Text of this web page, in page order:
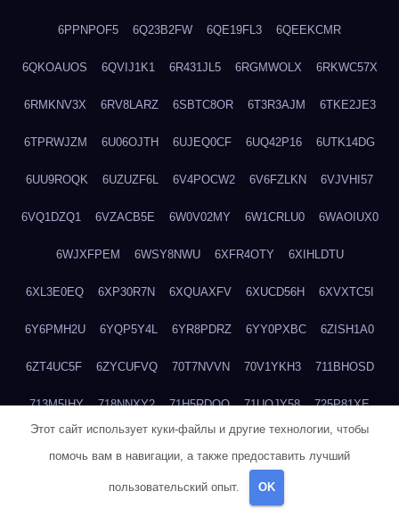
6PPNPOF5 6Q23B2FW 6QE19FL3 6QEEKCMR
6QKOAUOS 6QVIJ1K1 6R431JL5 6RGMWOLX 6RKWC57X
6RMKNV3X 6RV8LARZ 6SBTC8OR 6T3R3AJM 6TKE2JE3
6TPRWJZM 6U06OJTH 6UJEQ0CF 6UQ42P16 6UTK14DG
6UU9ROQK 6UZUZF6L 6V4POCW2 6V6FZLKN 6VJVHI57
6VQ1DZQ1 6VZACB5E 6W0V02MY 6W1CRLU0 6WAOIUX0
6WJXFPEM 6WSY8NWU 6XFR4OTY 6XIHLDTU
6XL3E0EQ 6XP30R7N 6XQUAXFV 6XUCD56H 6XVXTC5I
6Y6PMH2U 6YQP5Y4L 6YR8PDRZ 6YY0PXBC 6ZISH1A0
6ZT4UC5F 6ZYCUFVQ 70T7NVVN 70V1YKH3 711BHOSD
713M5IHY 718NNXY2 71H5RDOO 71UQJY58 725P81XE
Этот сайт использует куки-файлы и другие технологии, чтобы
помочь вам в навигации, а также предоставить лучший
пользовательский опыт. OK